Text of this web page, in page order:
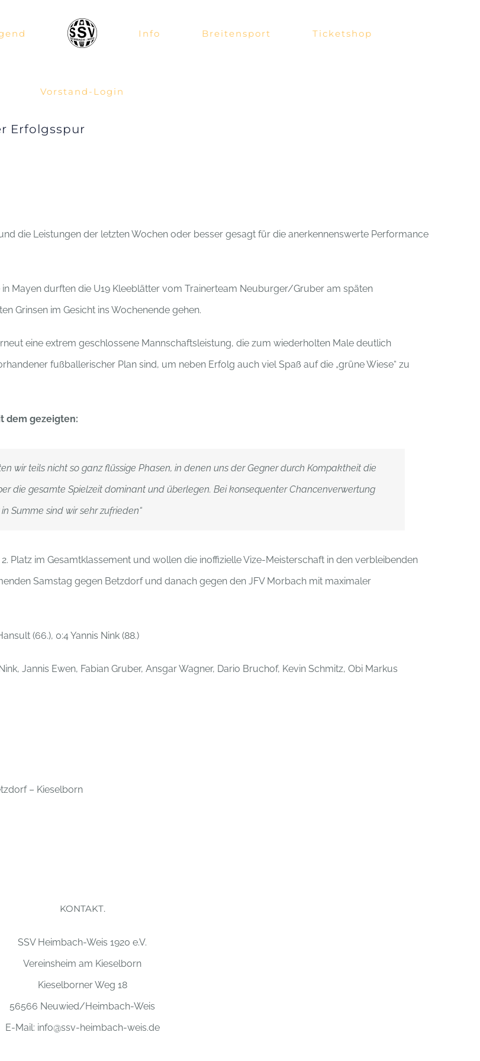
Info Breitensport Ticketshop
Vorstand-Login
Erfolgsspur
die Leistungen der letzten Wochen oder besser gesagt für die anerkennenswerte Performance
Mayen durften die U19 Kleeblätter vom Trainerteam Neuburger/Gruber am späten
Grinsen im Gesicht ins Wochenende gehen.
eine extrem geschlossene Mannschaftsleistung, die zum wiederholten Male deutlich
fußballerischer Plan sind, um neben Erfolg auch viel Spaß auf die „grüne Wiese“ zu
dem gezeigten:
wir teils nicht so ganz flüssige Phasen, in denen uns der Gegner durch Kompaktheit die
die gesamte Spielzeit dominant und überlegen. Bei konsequenter Chancenverwertung
Summe sind wir sehr zufrieden“
Platz im Gesamtklassement und wollen die inoffizielle Vize-Meisterschaft in den verbleibenden
Samstag gegen Betzdorf und danach gegen den JFV Morbach mit maximaler
(66.), 0:4 Yannis Nink (88.)
Jannis Ewen, Fabian Gruber, Ansgar Wagner, Dario Bruchof, Kevin Schmitz, Obi Markus
– Kieselborn
KONTAKT.
SSV Heimbach-Weis 1920 e.V.
Vereinsheim am Kieselborn
Kieselborner Weg 18
56566 Neuwied/Heimbach-Weis
E-Mail: info@ssv-heimbach-weis.de